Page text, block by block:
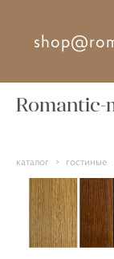
Romantic-
каталог > гостиные